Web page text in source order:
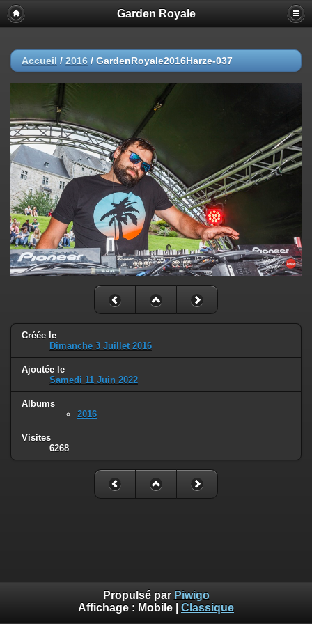
Garden Royale
Accueil / 2016 / GardenRoyale2016Harze-037
Créée le
Dimanche 3 Juillet 2016
Ajoutée le
Samedi 11 Juin 2022
Albums
2016
Visites
6268
Propulsé par Piwigo
Affichage : Mobile Classique